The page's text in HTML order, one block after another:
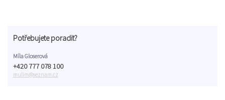
Potřebujete poradit?
Míla Gloserová
+420 777 078 100
mulim@seznam.cz